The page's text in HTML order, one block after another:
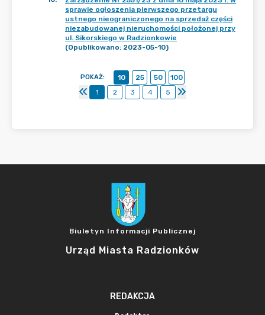
sprawie ogłoszenia pierwszego przetargu
ustnego nieograniczonego na sprzedaż części
niezabudowanej nieruchomości położonej przy
ul. Sikorskiego w Radzionkowie
(Opublikowano: 2023-05-10)
POKAŻ: 10 25 50
100
1
2 3 4 5
Biuletyn Informacji Publicznej
Urząd Miasta Radzionków
REDAKCJA